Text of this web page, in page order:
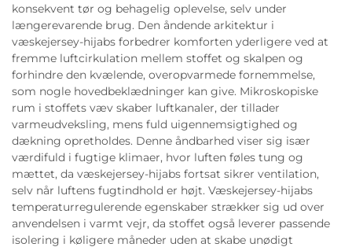
konsekvent tør og behagelig oplevelse, selv under
længerevarende brug. Den åndende arkitektur i
væskejersey-hijabs forbedrer komforten yderligere ved at
fremme luftcirkulation mellem stoffet og skalpen og
forhindre den kvælende, overopvarmede fornemmelse,
som nogle hovedbeklædninger kan give. Mikroskopiske
rum i stoffets væv skaber luftkanaler, der tillader
varmeudveksling, mens fuld uigennemsigtighed og
dækning opretholdes. Denne åndbarhed viser sig især
værdifuld i fugtige klimaer, hvor luften føles tung og
mættet, da væskejersey-hijabs fortsat sikrer ventilation,
selv når luftens fugtindhold er højt. Væskejersey-hijabs
temperaturregulerende egenskaber strækker sig ud over
anvendelsen i varmt vejr, da stoffet også leverer passende
isolering i køligere måneder uden at skabe unødigt